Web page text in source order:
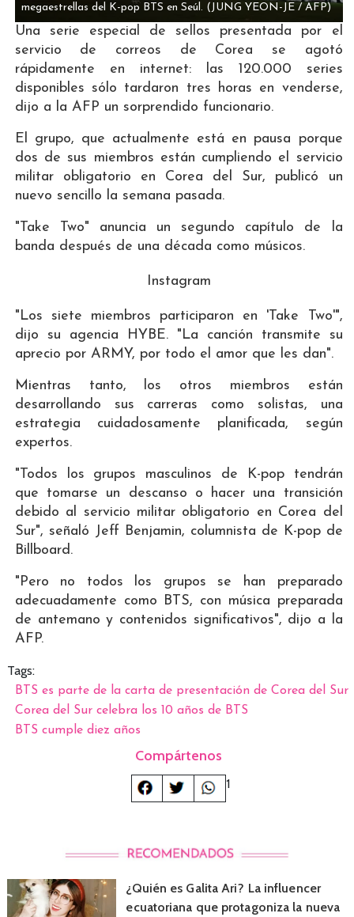
megaestrellas del K-pop BTS en Seúl. (JUNG YEON-JE / AFP)
Una serie especial de sellos presentada por el
servicio de correos de Corea se agotó
rápidamente en internet: las 120.000 series
disponibles sólo tardaron tres horas en venderse,
dijo a la AFP un sorprendido funcionario.
El grupo, que actualmente está en pausa porque
dos de sus miembros están cumpliendo el servicio
militar obligatorio en Corea del Sur, publicó un
nuevo sencillo la semana pasada.
"Take Two" anuncia un segundo capítulo de la
banda después de una década como músicos.
Instagram
"Los siete miembros participaron en 'Take Two'",
dijo su agencia HYBE. "La canción transmite su
aprecio por ARMY, por todo el amor que les dan".
Mientras tanto, los otros miembros están
desarrollando sus carreras como solistas, una
estrategia cuidadosamente planificada, según
expertos.
"Todos los grupos masculinos de K-pop tendrán
que tomarse un descanso o hacer una transición
debido al servicio militar obligatorio en Corea del
Sur", señaló Jeff Benjamin, columnista de K-pop de
Billboard.
"Pero no todos los grupos se han preparado
adecuadamente como BTS, con música preparada
de antemano y contenidos significativos", dijo a la
AFP.
Tags:
BTS es parte de la carta de presentación de Corea del Sur
Corea del Sur celebra los 10 años de BTS
BTS cumple diez años
Compártenos
1
¿Quién es Galita Ari? La influencer
ecuatoriana que protagoniza la nueva